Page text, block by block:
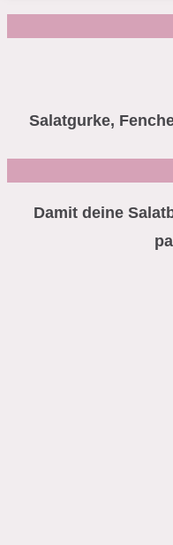
Salatgurke,
Damit deine